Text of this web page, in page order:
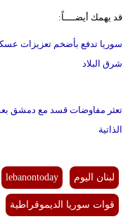
قد يهمك أيضــــاً:
سوريا تدفع بأضخم تعزيزات
شرق البلاد
تعثر مفاوضات قسد مع دمشق
الذاتية
لبنان اليوم lebanontoday
قوات سوريا الديموقراطية